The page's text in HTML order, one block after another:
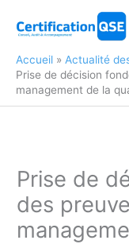
Accueil Actualité
Prise de décision
management de la
Prise de
des